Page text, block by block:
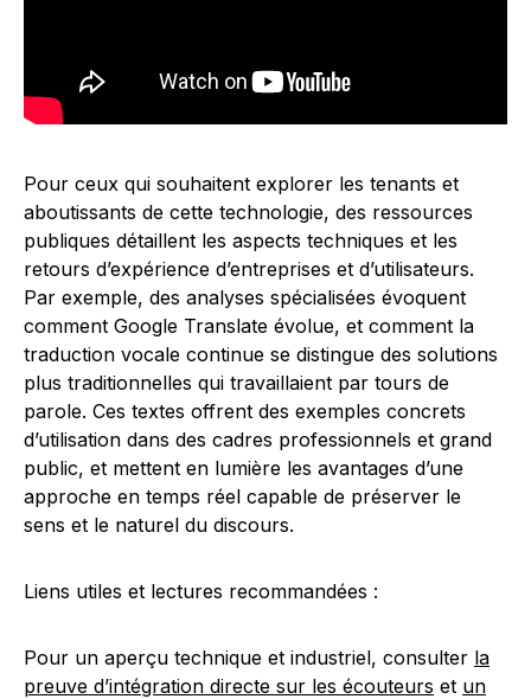
Pour ceux qui souhaitent explorer les tenants et
aboutissants de cette technologie, des ressources
publiques détaillent les aspects techniques et les
retours d’expérience d’entreprises et d’utilisateurs.
Par exemple, des analyses spécialisées évoquent
comment Google Translate évolue, et comment la
traduction vocale continue se distingue des solutions
plus traditionnelles qui travaillaient par tours de
parole. Ces textes offrent des exemples concrets
d’utilisation dans des cadres professionnels et grand
public, et mettent en lumière les avantages d’une
approche en temps réel capable de préserver le
sens et le naturel du discours.
Liens utiles et lectures recommandées :
Pour un aperçu technique et industriel, consulter la
preuve d’intégration directe sur les écouteurs et un